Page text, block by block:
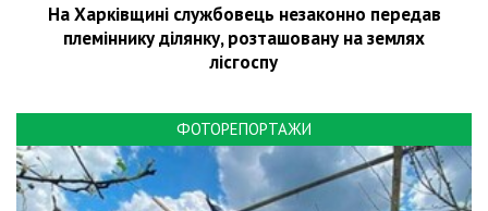
На Харківщині службовець незаконно передав
племіннику ділянку, розташовану на землях
лісгоспу
ФОТОРЕПОРТАЖИ